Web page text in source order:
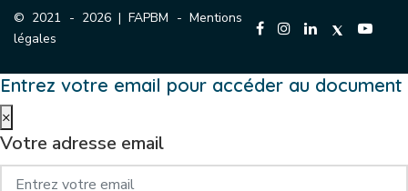
© 2021 - 2026 | FAPBM - Mentions
légales
Entrez votre email pour accéder au document
×
Votre adresse email